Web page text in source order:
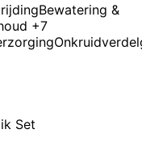
Bewatering &
+7
Set